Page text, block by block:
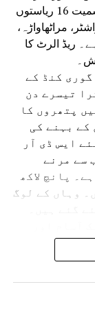
ہے۔ مدھیہ پردیش گجرات، اترپردیش، بہار سمیت 16 ریاستوں
مراٹھاواڑہ،
ریڈ الرٹ کا
کنڈ کے
تیسرے دن
پتھروں کا
کے بہنے کی
ایس ڈی آر
سے مرنے
پانچ لاکھ
وہاں کے لوگ
گرنے کے
جی ،